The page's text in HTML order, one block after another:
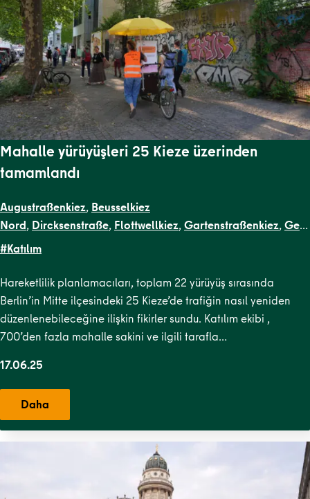
Mahalle yürüyüşleri 25 Kieze üzerinden
tamamlandı
Augustraßenkiez, Beusselkiez
Nord, Dircksenstraße, Flottwellkiez,Gartenstraßenkiez,
Straße
#Katılım
Hareketlilik planlamacıları, toplam 22 yürüyüş sırasında
Berlin’in Mitte ilçesindeki 25 Kieze’de trafiğin nasıl yeniden
düzenlenebileceğine ilişkin fikirler sundu. Katılım ekibi ,
700’den fazla mahalle sakini ve ilgili tarafla…
17.06.25
Daha